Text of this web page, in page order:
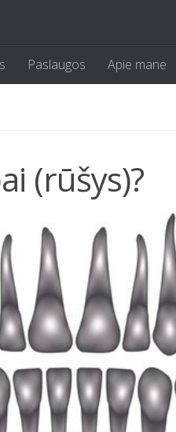
Paslaugos Apie mane
(rūšys)?